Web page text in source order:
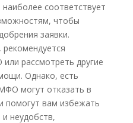
соответствует
чтобы
заявки.
рассмотреть другие
Однако, есть
могут отказать в
помогут вам избежать
неудобств,